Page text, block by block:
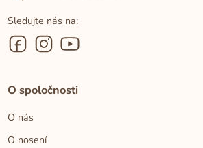
Sledujte nás na:
O spoločnosti
O nás
O nosení